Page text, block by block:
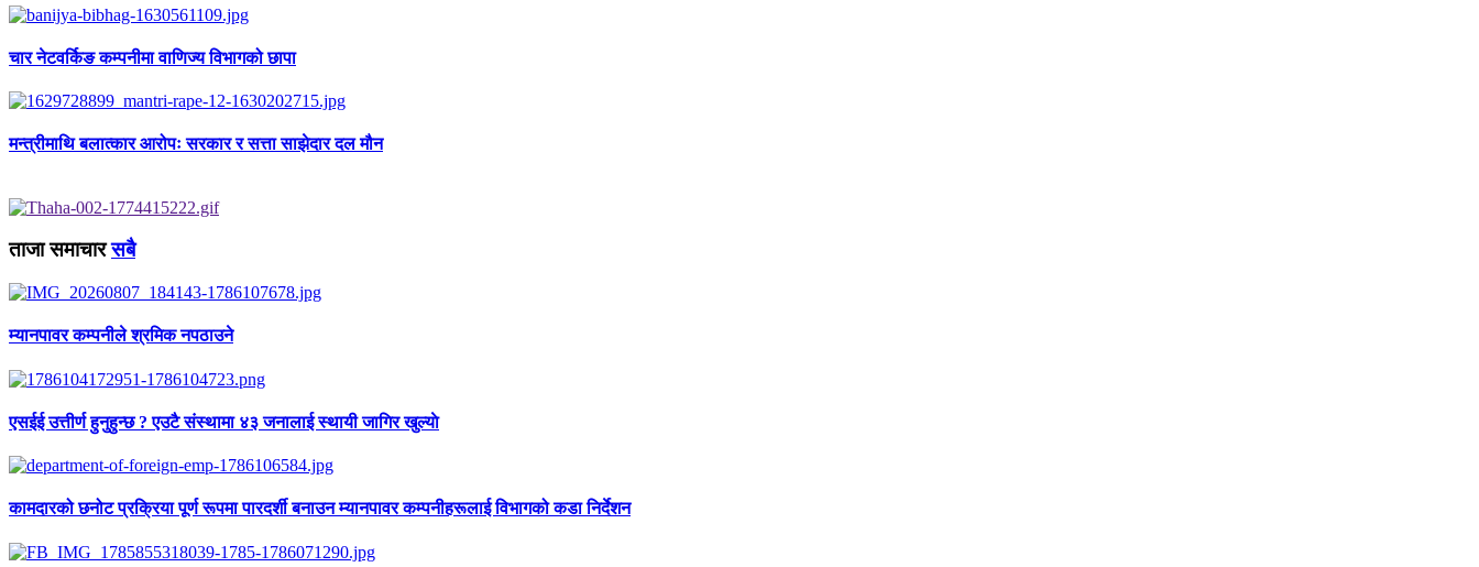
चार नेटवर्किङ कम्पनीमा वाणिज्य विभागको छापा
मन्त्रीमाथि बलात्कार आरोपः सरकार र सत्ता साझेदार दल मौन
ताजा समाचार सबै
म्यानपावर कम्पनीले श्रमिक नपठाउने
एसईई उत्तीर्ण हुनुहुन्छ ? एउटै संस्थामा ४३ जनालाई स्थायी जागिर खुल्याे
कामदारको छनोट प्रक्रिया पूर्ण रूपमा पारदर्शी बनाउन म्यानपावर कम्पनीहरूलाई विभागको कडा निर्देशन